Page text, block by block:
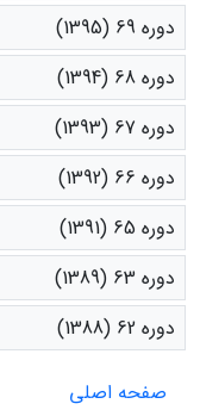
دوره 69 (1395)
دوره 68 (1394)
دوره 67 (1393)
دوره 66 (1392)
دوره 65 (1391)
دوره 63 (1389)
دوره 62 (1388)
صفحه اصلی